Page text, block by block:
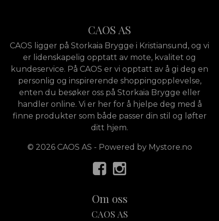
CAOS AS
CAOS ligger på Storkaia Brygge i Kristiansund, og vi
er lidenskapelig opptatt av mote, kvalitet og
kundeservice. På CAOS er vi opptatt av å gi deg en
personlig og inspirerende shoppingopplevelse,
enten du besøker oss på Storkaia Brygge eller
handler online. Vi er her for å hjelpe deg med å
finne produkter som både passer din stil og løfter
ditt hjem.
© 2026 CAOS AS - Powered by Mystore.no
Om oss
CAOS AS